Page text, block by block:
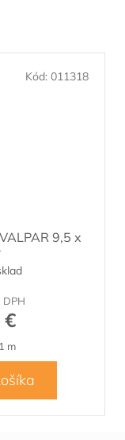
9,5 x
DPH
€
m
Kód: 011318